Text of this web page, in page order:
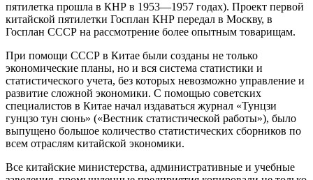
пятилетка прошла в КНР в 1953—1957 годах). Проект первой
китайской пятилетки Госплан КНР передал в Москву, в
Госплан СССР на рассмотрение более опытным товарищам.
При помощи СССР в Китае были созданы не только
экономические планы, но и вся система статистики и
статистического учета, без которых невозможно управление и
развитие сложной экономики. С помощью советских
специалистов в Китае начал издаваться журнал «Тунцзи
гунцзо тун сюнь» («Вестник статистической работы»), было
выпущено большое количество статистических сборников по
всем отраслям китайской экономики.
Все китайские министерства, административные и учебные